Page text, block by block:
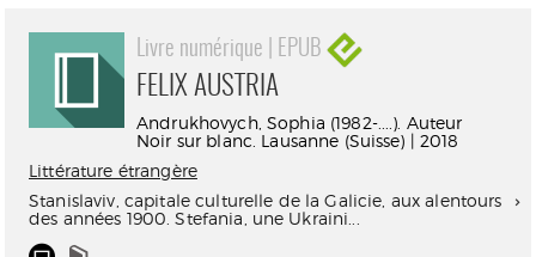
Livre numérique | EPUB
FELIX AUSTRIA
Andrukhovych, Sophia (1982-....). Auteur
Noir sur blanc. Lausanne (Suisse) | 2018
Littérature étrangère
Stanislaviv, capitale culturelle de la Galicie, aux alentours
des années 1900. Stefania, une Ukraini...